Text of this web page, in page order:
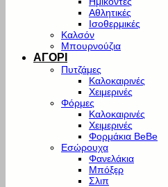
Αθλητικές
Ισοθερμικές
Καλσόν
Μπουρνούζια
ΑΓΟΡΙ
Πυτζάμες
Καλοκαιρινές
Χειμερινές
Φόρμες
Καλοκαιρινές
Χειμερινές
Φορμάκια BeBe
Εσώρουχα
Φανελάκια
Μπόξερ
Σλιπ